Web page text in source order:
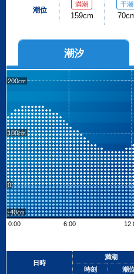
潮位
満潮
159cm
干潮
潮汐
200
100
0
-40
0:00
6:00
+
日時
満潮
時刻
潮